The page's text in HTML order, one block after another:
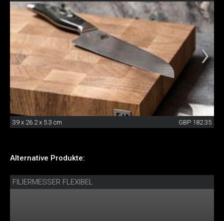
39 x 26.2 x 5.3 cm GBP 182.35
Alternative Produkte:
FILIERMESSER FLEXIBEL